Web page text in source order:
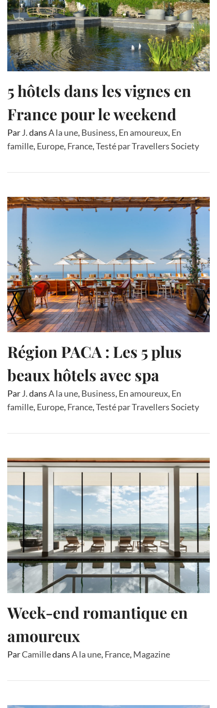
5 hôtels dans les vignes en
France pour le weekend
ParJ.dansA la une, Business, En amoureux, En
famille, Europe, France,Testé par Travellers Society
Région PACA : Les 5 plus
beaux hôtels avec spa
ParJ.dansA la une, Business, En amoureux, En
famille, Europe, France,Testé par Travellers Society
Week-end romantique en
amoureux
ParCamilledansA la une, France, Magazine